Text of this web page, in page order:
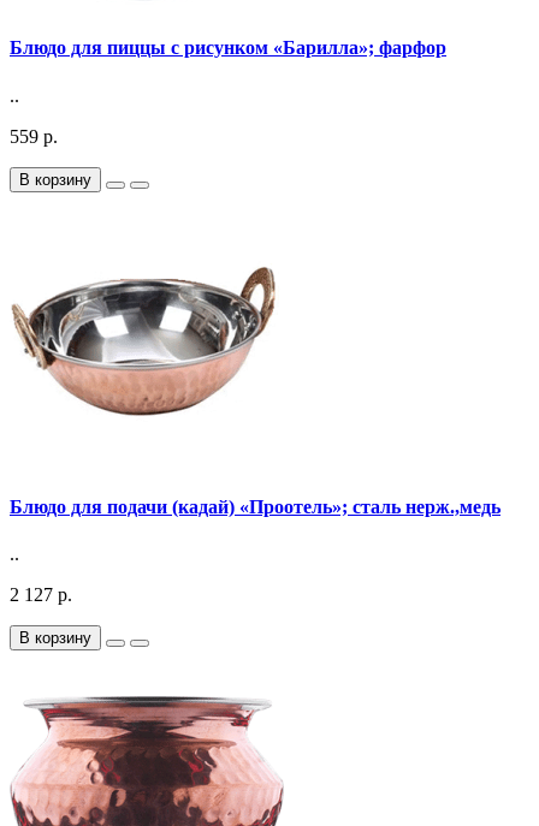
Блюдо для пиццы с рисунком «Барилла»; фарфор
..
559 р.
В корзину
Блюдо для подачи (кадай) «Проотель»; сталь нерж.,медь
..
2 127 р.
В корзину